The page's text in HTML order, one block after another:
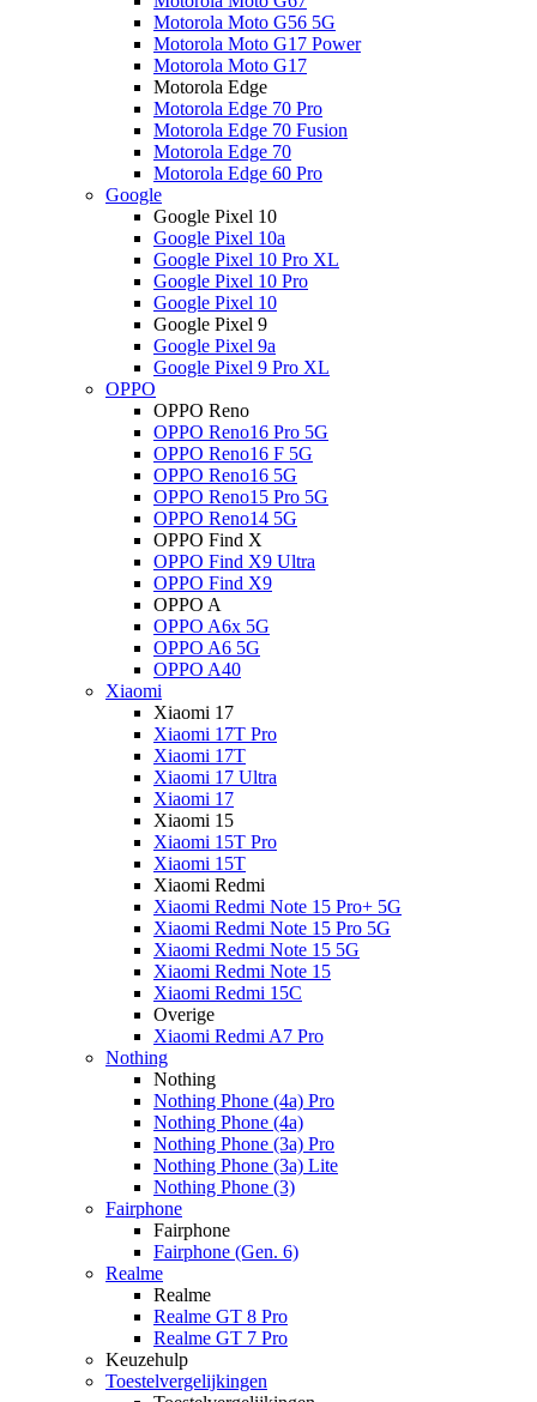
Motorola Moto G56 5G
Motorola Moto G17 Power
Motorola Moto G17
Motorola Edge
Motorola Edge 70 Pro
Motorola Edge 70 Fusion
Motorola Edge 70
Motorola Edge 60 Pro
Google
Google Pixel 10
Google Pixel 10a
Google Pixel 10 Pro XL
Google Pixel 10 Pro
Google Pixel 10
Google Pixel 9
Google Pixel 9a
Google Pixel 9 Pro XL
OPPO
OPPO Reno
OPPO Reno16 Pro 5G
OPPO Reno16 F 5G
OPPO Reno16 5G
OPPO Reno15 Pro 5G
OPPO Reno14 5G
OPPO Find X
OPPO Find X9 Ultra
OPPO Find X9
OPPO A
OPPO A6x 5G
OPPO A6 5G
OPPO A40
Xiaomi
Xiaomi 17
Xiaomi 17T Pro
Xiaomi 17T
Xiaomi 17 Ultra
Xiaomi 17
Xiaomi 15
Xiaomi 15T Pro
Xiaomi 15T
Xiaomi Redmi
Xiaomi Redmi Note 15 Pro+ 5G
Xiaomi Redmi Note 15 Pro 5G
Xiaomi Redmi Note 15 5G
Xiaomi Redmi Note 15
Xiaomi Redmi 15C
Overige
Xiaomi Redmi A7 Pro
Nothing
Nothing
Nothing Phone (4a) Pro
Nothing Phone (4a)
Nothing Phone (3a) Pro
Nothing Phone (3a) Lite
Nothing Phone (3)
Fairphone
Fairphone
Fairphone (Gen. 6)
Realme
Realme
Realme GT 8 Pro
Realme GT 7 Pro
Keuzehulp
Toestelvergelijkingen